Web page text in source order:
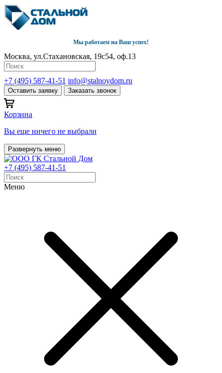
Мы работаем на Ваш успех!
Москва, ул.Стахановская, 19с54, оф.13
+7 (495) 587-41-51 info@stalnoydom.ru
Оставить заявку Заказать звонок
Корзина
Вы еще ничего не выбрали
Развернуть меню
+7 (495) 587-41-51
Меню